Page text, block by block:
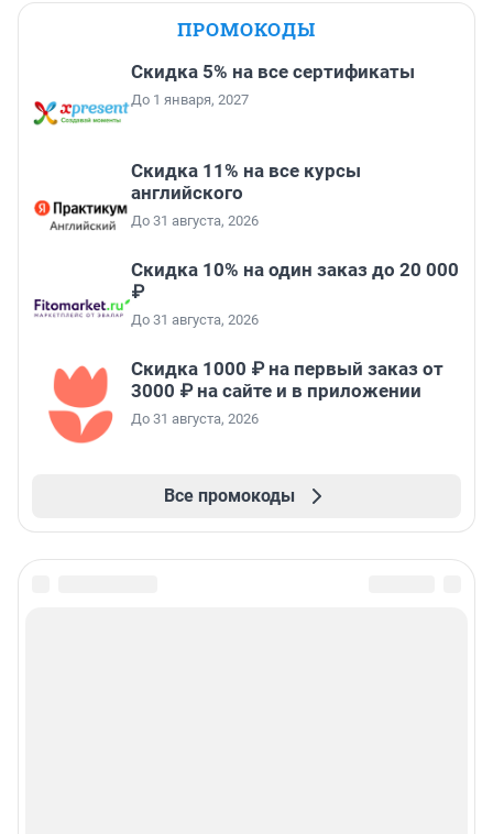
ПРОМОКОДЫ
Скидка 5% на все сертификаты
До 1 января, 2027
Скидка 11% на все курсы
английского
До 31 августа, 2026
Скидка 10% на один заказ до 20 000
₽
До 31 августа, 2026
Скидка 1000 ₽ на первый заказ от
3000 ₽ на сайте и в приложении
До 31 августа, 2026
Все промокоды